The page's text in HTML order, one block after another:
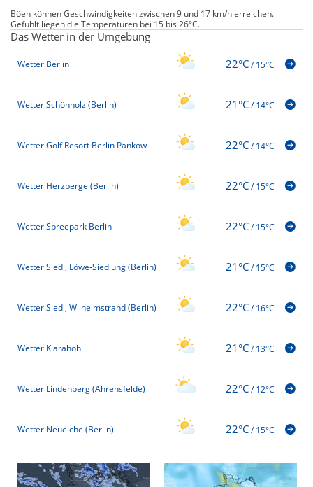
Böen können Geschwindigkeiten zwischen 9 und 17 km/h erreichen.
Gefühlt liegen die Temperaturen bei 15 bis 26°C.
Das Wetter in der Umgebung
Wetter Berlin 22°C/15°C
Wetter Schönholz (Berlin) 21°C/14°C
Wetter Golf Resort Berlin Pankow 22°C/14°C
Wetter Herzberge (Berlin) 22°C/15°C
Wetter Spreepark Berlin 22°C/15°C
Wetter Siedl, Löwe-Siedlung (Berlin) 21°C/15°C
Wetter Siedl, Wilhelmstrand (Berlin) 22°C/16°C
Wetter Klarahöh 21°C/13°C
Wetter Lindenberg (Ahrensfelde) 22°C/12°C
Wetter Neueiche (Berlin) 22°C/15°C